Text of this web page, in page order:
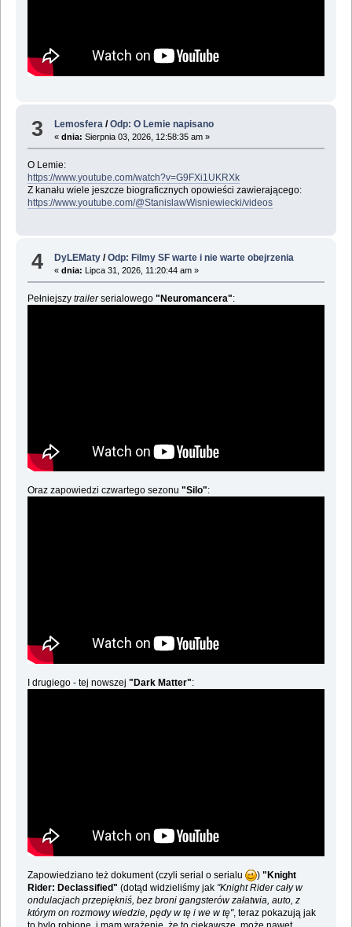
3 Lemosfera /Odp: O Lemie napisano
«dnia: Sierpnia 03, 2026, 12:58:35 am »
O Lemie:
https://www.youtube.com/watch?v=G9FXi1UKRXk
Z kanału wiele jeszcze biograficznych opowieści zawierającego:
https://www.youtube.com/@StanislawWisniewiecki/videos
4 DyLEMaty /Odp: Filmy SF warte i nie warte obejrzenia
«dnia: Lipca 31, 2026, 11:20:44 am »
Pełniejszy trailerserialowego "Neuromancera":
Oraz zapowiedzi czwartego sezonu "Silo":
I drugiego - tej nowszej "Dark Matter":
Zapowiedziano też dokument (czyli serial o serialu ) "Knight
Rider: Declassified" (dotąd widzieliśmy jak "Knight Rider cały w
ondulacjach przepiękniś, bez broni gangsterów załatwia, auto, z
którym on rozmowy wiedzie, pędy w tę i we w tę", teraz pokazują jak